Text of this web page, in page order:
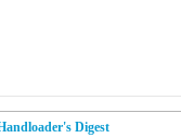
Digest